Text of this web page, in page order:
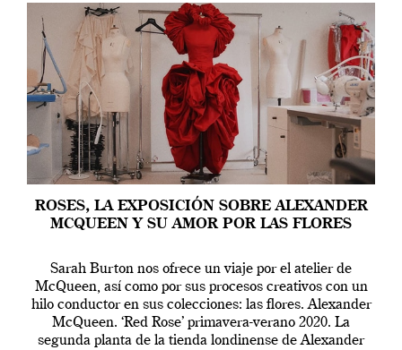
ROSES, LA EXPOSICIÓN SOBRE ALEXANDER
MCQUEEN Y SU AMOR POR LAS FLORES
Sarah Burton nos ofrece un viaje por el atelier de
McQueen, así como por sus procesos creativos con un
hilo conductor en sus colecciones: las flores. Alexander
McQueen. ‘Red Rose’ primavera-verano 2020. La
segunda planta de la tienda londinense de Alexander